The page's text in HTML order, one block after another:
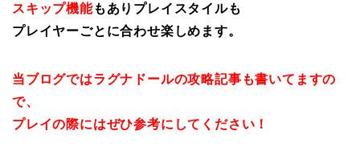
スキップ機能もありプレイスタイルも
プレイヤーごとに合わせ楽しめます。
当ブログではラグナドールの攻略記事も書いてますの
で、
プレイの際にはぜひ参考にしてください！